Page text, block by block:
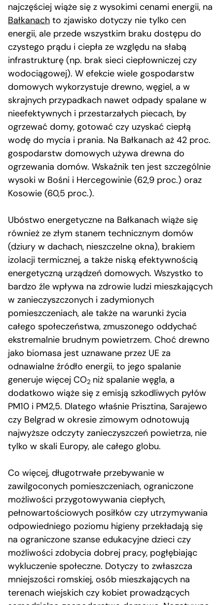
najczęściej wiąże się z wysokimi cenami energii, na
Bałkanach to zjawisko dotyczy nie tylko cen
energii, ale przede wszystkim braku dostępu do
czystego prądu i ciepła ze względu na słabą
infrastrukturę (np. brak sieci ciepłowniczej czy
wodociągowej). W efekcie wiele gospodarstw
domowych wykorzystuje drewno, węgiel, a w
skrajnych przypadkach nawet odpady spalane w
nieefektywnych i przestarzałych piecach, by
ogrzewać domy, gotować czy uzyskać ciepłą
wodę do mycia i prania. Na Bałkanach aż 42 proc.
gospodarstw domowych używa drewna do
ogrzewania domów. Wskaźnik ten jest szczególnie
wysoki w Bośni i Hercegowinie (62,9 proc.) oraz
Kosowie (60,5 proc.).
Ubóstwo energetyczne na Bałkanach wiąże się
również ze złym stanem technicznym domów
(dziury w dachach, nieszczelne okna), brakiem
izolacji termicznej, a także niską efektywnością
energetyczną urządzeń domowych. Wszystko to
bardzo źle wpływa na zdrowie ludzi mieszkających
w zanieczyszczonych i zadymionych
pomieszczeniach, ale także na warunki życia
całego społeczeństwa, zmuszonego oddychać
ekstremalnie brudnym powietrzem. Choć drewno
jako biomasa jest uznawane przez UE za
odnawialne źródło energii, to jego spalanie
generuje więcej CO2 niż spalanie węgla, a
dodatkowo wiąże się z emisją szkodliwych pyłów
PM10 i PM2,5. Dlatego właśnie Prisztina, Sarajewo
czy Belgrad w okresie zimowym odnotowują
najwyższe odczyty zanieczyszczeń powietrza, nie
tylko w skali Europy, ale całego globu.
Co więcej, długotrwałe przebywanie w
zawilgoconych pomieszczeniach, ograniczone
możliwości przygotowywania ciepłych,
pełnowartościowych posiłków czy utrzymywania
odpowiedniego poziomu higieny przekładają się
na ograniczone szanse edukacyjne dzieci czy
możliwości zdobycia dobrej pracy, pogłębiając
wykluczenie społeczne. Dotyczy to zwłaszcza
mniejszości romskiej, osób mieszkających na
terenach wiejskich czy kobiet prowadzących